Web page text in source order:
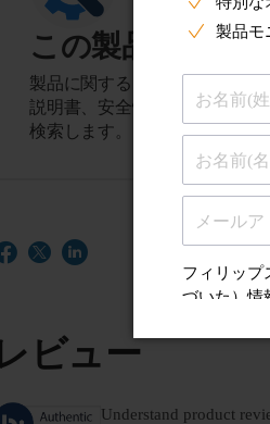
この製品に関す
製品に関するヒント、よくあ
説明書、安全性とコンプライ
検索します。
レビュー
Understand product